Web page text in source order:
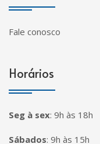
Fale conosco
Horários
Seg à sex: 9h às 18h
Sábados: 9h às 15h